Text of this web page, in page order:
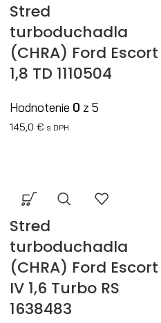
Stred
turboduchadla
(CHRA) Ford Escort
1,8 TD 1110504
Hodnotenie 0 z 5
145,0 € s DPH
Stred
turboduchadla
(CHRA) Ford Escort
IV 1,6 Turbo RS
1638483